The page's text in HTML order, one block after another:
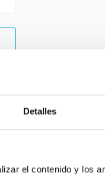
Detalles
el contenido y los